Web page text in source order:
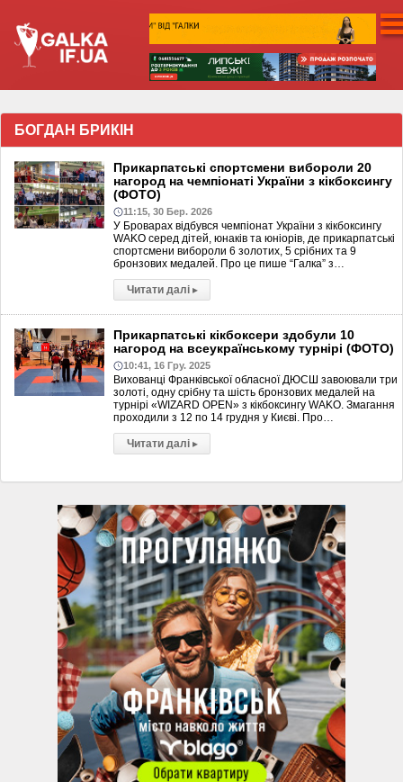
БОГДАН БРИКІН
Прикарпатські спортсмени вибороли 20
нагород на чемпіонаті України з кікбоксингу
(ФОТО)
11:15, 30 Бер. 2026
У Броварах відбувся чемпіонат України з кікбоксингу
WAKO серед дітей, юнаків та юніорів, де прикарпатські
спортсмени вибороли 6 золотих, 5 срібних та 9
бронзових медалей. Про це пише “Галка” з…
Читати далі ▸
Прикарпатські кікбоксери здобули 10
нагород на всеукраїнському турнірі (ФОТО)
10:41, 16 Гру. 2025
Вихованці Франківської обласної ДЮСШ завоювали три
золоті, одну срібну та шість бронзових медалей на
турнірі «WIZARD OPEN» з кікбоксингу WAKO. Змагання
проходили з 12 по 14 грудня у Києві. Про…
Читати далі ▸